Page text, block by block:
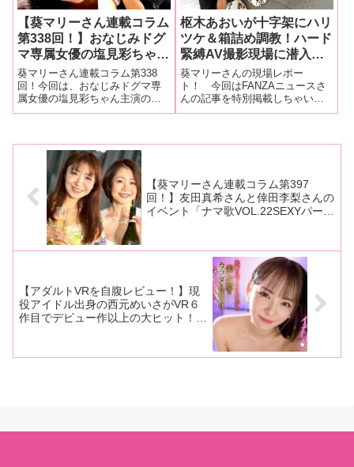
【葵マリーさん連載コラム
第338回！】おなじみドグ
マ専属女優の塩見彩ちゃん
主演の縄作品『緊縛ラプソ
ディー 塩見彩』の撮影現
場をレポート！
葵マリーさん連載コラム第338
回！今回は、おなじみドグマ専
属女優の塩見彩ちゃん主演の縄
作品『緊縛ラプソディー 塩見
ら 「緊縛ラプソディー 塩見彩」
塩見彩ちゃんと言えば。ドグマ
専属女優
枢木あおいが十字架にハリ
ツケ＆箱詰め調教！ハード
緊縛AV撮影現場に潜入取
材！ 三代目葵マリー撮影
の画像大量オフショット放
出！ 撮影前の準備や控室
の様子から本番中の風景も
葵マリーさんの現場レポー
ト！ 今回はFANZAニュースさ
んの記事を特別掲載しちゃいま
す■マリーさんの今までの連載は
【葵マリーさん連載コラム第397
回！】友田真希さんと倖田李梨さんの
イベント「ナマ歌VOL.22SEXYパーテ
【アダルトVRを自腹レビュー！】現
役アイドル出身の西元めいさがVR６
作目でデビュー作以上の大ヒット！
に進化する！